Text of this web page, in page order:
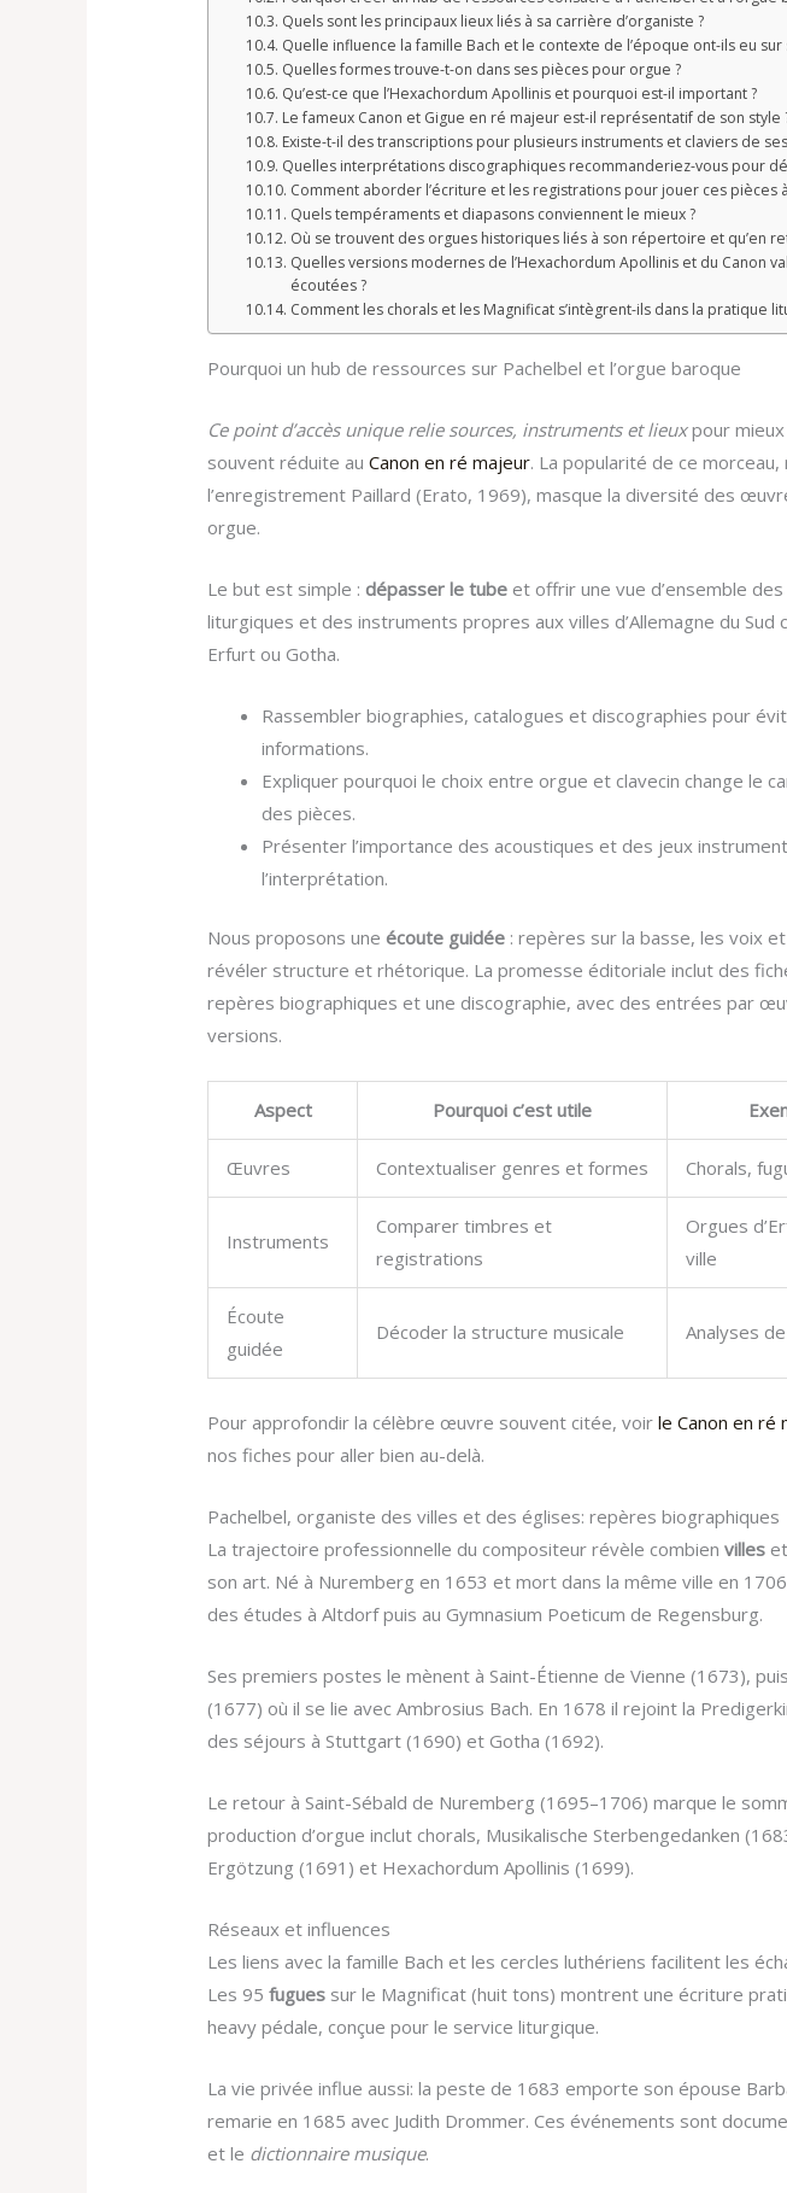
Quels sont les principaux lieux liés à sa carrière d’organiste ?
Quelle influence la famille Bach et le contexte de l’époque ont-ils eu sur
Quelles formes trouve-t-on dans ses pièces pour orgue ?
Qu’est-ce que l’Hexachordum Apollinis et pourquoi est-il important ?
Le fameux Canon et Gigue en ré majeur est-il représentatif de son style
Existe-t-il des transcriptions pour plusieurs instruments et claviers de
Quelles interprétations discographiques recommanderiez-vous pour
Comment aborder l’écriture et les registrations pour jouer ces pièces à
Quels tempéraments et diapasons conviennent le mieux ?
Où se trouvent des orgues historiques liés à son répertoire et qu’en
Quelles versions modernes de l’Hexachordum Apollinis et du Canon
écoutées ?
Comment les chorals et les Magnificat s’intègrent-ils dans la pratique
Pourquoi un hub de ressources sur Pachelbel et l’orgue baroque
Ce point d’accès unique relie sources, instruments et lieuxpour mieux
souvent réduite auCanon en ré majeur. La popularité de ce
l’enregistrement Paillard (Erato, 1969), masque la diversité des
orgue.
Le but est simple :dépasser le tube et offrir une vue d’ensemble
liturgiques et des instruments propres aux villes d’Allemagne du Sud
Erfurt ou Gotha.
Rassembler biographies, catalogues et discographies pour
informations.
Expliquer pourquoi le choix entre orgue et clavecin change le
des pièces.
Présenter l’importance des acoustiques et des jeux
l’interprétation.
Nous proposons uneécoute guidée : repères sur la basse, les voix
révéler structure et rhétorique. La promesse éditoriale inclut des
repères biographiques et une discographie, avec des entrées par
versions.
Aspect Pourquoi c’est utile
Œuvres Contextualiser genres et formes Chorals,
Instruments
Comparer timbres et
registrations
Orgues
ville
Écoute
guidée
Décoder la structure musicale Analyses
Pour approfondir la célèbre œuvre souvent citée, voirle Canon en ré
nos fiches pour aller bien au-delà.
Pachelbel, organiste des villes et des églises: repères biographiques
La trajectoire professionnelle du compositeur révèle combienvilles et
son art. Né à Nuremberg en 1653 et mort dans la même ville en
des études à Altdorf puis au Gymnasium Poeticum de Regensburg.
Ses premiers postes le mènent à Saint-Étienne de Vienne (1673), puis
(1677) où il se lie avec Ambrosius Bach. En 1678 il rejoint la
des séjours à Stuttgart (1690) et Gotha (1692).
Le retour à Saint-Sébald de Nuremberg (1695–1706) marque le
production d’orgue inclut chorals, Musikalische Sterbengedanken
Ergötzung (1691) et Hexachordum Apollinis (1699).
Réseaux et influences
Les liens avec la famille Bach et les cercles luthériens facilitent les
Les 95fugues sur le Magnificat (huit tons) montrent une écriture
heavy pédale, conçue pour le service liturgique.
La vie privée influe aussi: la peste de 1683 emporte son épouse
remarie en 1685 avec Judith Drommer. Ces événements sont
et le dictionnaire musique.